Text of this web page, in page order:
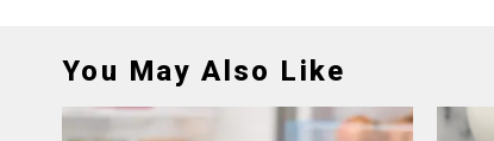
You May Also Like